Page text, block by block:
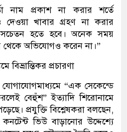
নাম প্রকাশ না করার শর্তে
দেওয়া খাবার গ্রহণ না করার
হতে হবে। অনেক সময়
থেকে অভিযোগও করেন না।”
প্রচারণা
যোগাযোগমাধ্যমে “এক সেকেন্ডে
বেহুঁশ” ইত্যাদি শিরোনামে
প্রযুক্তি বিশ্লেষকরা বলছেন,
ভিউ বাড়ানোর উদ্দেশ্যে